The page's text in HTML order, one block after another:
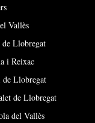
Vallès
Llobregat
i Reixac
de Llobregat
de Llobregat
del Vallès